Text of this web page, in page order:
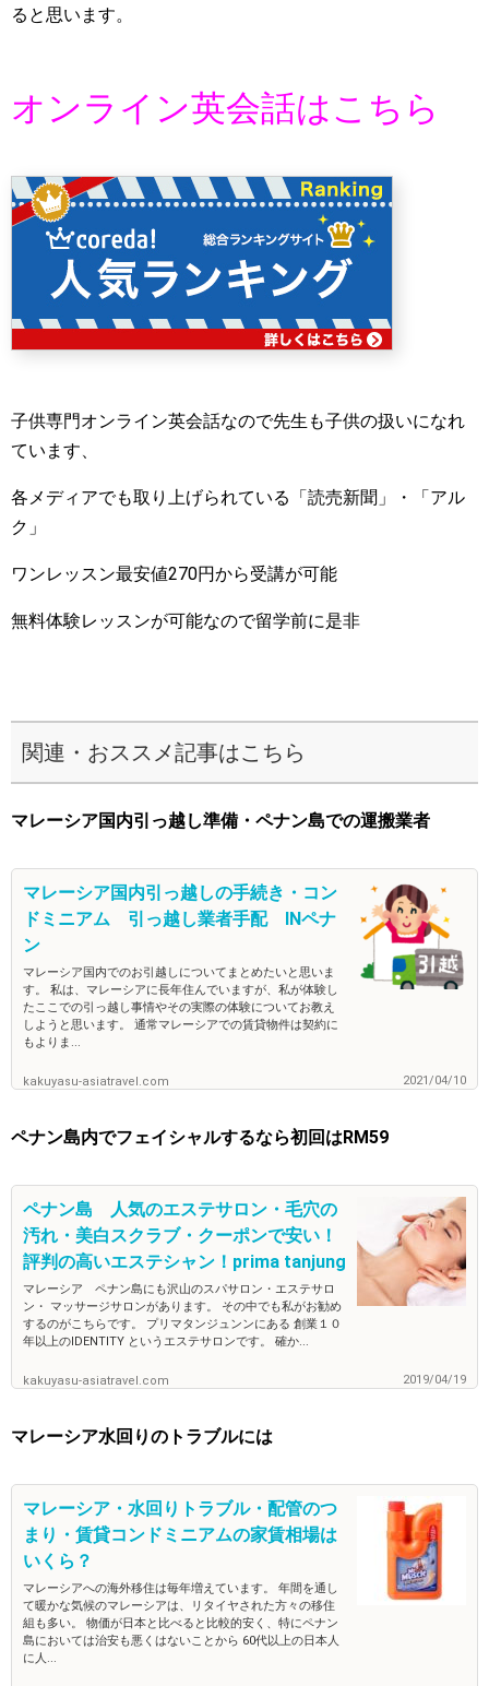
ると思います。
オンライン英会話はこちら
子供専門オンライン英会話なので先生も子供の扱いになれ
ています、
各メディアでも取り上げられている「読売新聞」・「アル
ク」
ワンレッスン最安値270円から受講が可能
無料体験レッスンが可能なので留学前に是非
関連・おススメ記事はこちら
マレーシア国内引っ越し準備・ペナン島での運搬業者
マレーシア国内引っ越しの手続き・コン
ドミニアム 引っ越し業者手配 INペナ
ン
マレーシア国内でのお引越しについてまとめたいと思いま
す。 私は、マレーシアに長年住んでいますが、私が体験し
たここでの引っ越し事情やその実際の体験についてお教え
しようと思います。 通常マレーシアでの賃貸物件は契約に
もよりま...
kakuyasu-asiatravel.com 2021/04/10
ペナン島内でフェイシャルするなら初回はRM59
ペナン島 人気のエステサロン・毛穴の
汚れ・美白スクラブ・クーポンで安い！
評判の高いエステシャン！prima tanjung
マレーシア ペナン島にも沢山のスパサロン・エステサロ
ン・ マッサージサロンがあります。 その中でも私がお勧め
するのがこちらです。 プリマタンジュンンにある 創業１０
年以上のIDENTITY というエステサロンです。 確か...
kakuyasu-asiatravel.com 2019/04/19
マレーシア水回りのトラブルには
マレーシア・水回りトラブル・配管のつ
まり・賃貸コンドミニアムの家賃相場は
いくら？
マレーシアへの海外移住は毎年増えています。 年間を通し
て暖かな気候のマレーシアは、リタイヤされた方々の移住
組も多い。 物価が日本と比べると比較的安く、特にペナン
島においては治安も悪くはないことから 60代以上の日本人
に人...